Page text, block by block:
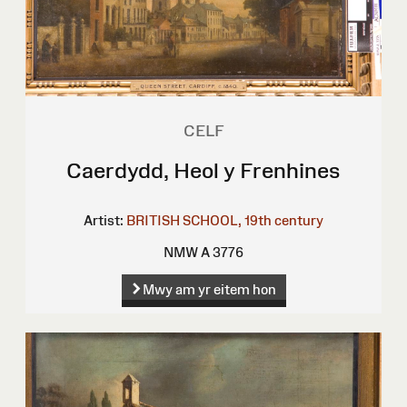
CELF
Caerdydd, Heol y Frenhines
Artist: BRITISH SCHOOL, 19th century
NMW A 3776
Mwy am yr eitem hon